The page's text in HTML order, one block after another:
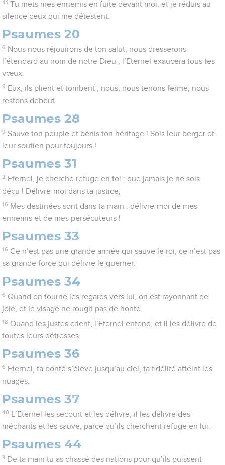
41 Tu mets mes ennemis en fuite devant moi, et je réduis au
silence ceux qui me détestent.
Psaumes 20
6 Nous nous réjouirons de ton salut, nous dresserons
l’étendard au nom de notre Dieu ; l’Eternel exaucera tous tes
vœux.
9 Eux, ils plient et tombent ; nous, nous tenons ferme, nous
restons debout.
Psaumes 28
9 Sauve ton peuple et bénis ton héritage ! Sois leur berger et
leur soutien pour toujours !
Psaumes 31
2 Eternel, je cherche refuge en toi : que jamais je ne sois
déçu ! Délivre-moi dans ta justice,
16 Mes destinées sont dans ta main : délivre-moi de mes
ennemis et de mes persécuteurs !
Psaumes 33
16 Ce n’est pas une grande armée qui sauve le roi, ce n’est pas
sa grande force qui délivre le guerrier.
Psaumes 34
6 Quand on tourne les regards vers lui, on est rayonnant de
joie, et le visage ne rougit pas de honte.
18 Quand les justes crient, l’Eternel entend, et il les délivre de
toutes leurs détresses.
Psaumes 36
6 Eternel, ta bonté s’élève jusqu’au ciel, ta fidélité atteint les
nuages.
Psaumes 37
40
L’Eternel les secourt et les délivre, il les délivre des
méchants et les sauve, parce qu’ils cherchent refuge en lui.
Psaumes 44
3 De ta main tu as chassé des nations pour qu’ils puissent